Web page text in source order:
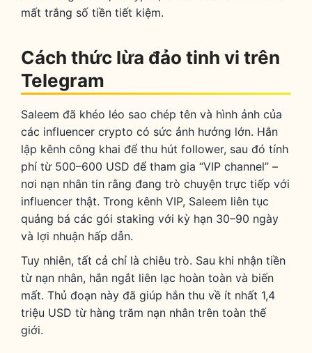
mất trắng số tiền tiết kiệm.
Cách thức lừa đảo tinh vi trên
Telegram
Saleem đã khéo léo sao chép tên và hình ảnh của
các influencer crypto có sức ảnh hưởng lớn. Hắn
lập kênh công khai để thu hút follower, sau đó tính
phí từ 500–600 USD để tham gia “VIP channel” –
nơi nạn nhân tin rằng đang trò chuyện trực tiếp với
influencer thật. Trong kênh VIP, Saleem liên tục
quảng bá các gói staking với kỳ hạn 30–90 ngày
và lợi nhuận hấp dẫn.
Tuy nhiên, tất cả chỉ là chiêu trò. Sau khi nhận tiền
từ nạn nhân, hắn ngắt liên lạc hoàn toàn và biến
mất. Thủ đoạn này đã giúp hắn thu về ít nhất 1,4
triệu USD từ hàng trăm nạn nhân trên toàn thế
giới.